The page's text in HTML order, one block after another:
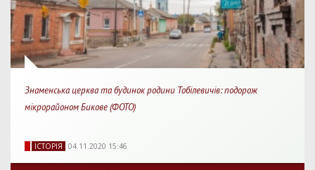
Знаменська церква та будинок родини Тобілевичів: подорож
мікрорайоном Бикове (ФОТО)
IСТОРIЯ 04.11.2020 15:46